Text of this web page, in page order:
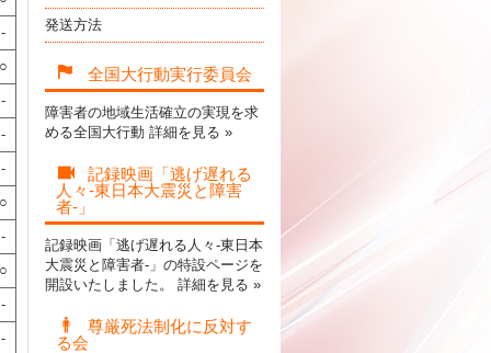
-
-
-
-
-
-
-
発送方法
全国大行動実行委員会
障害者の地域生活確立の実現を求
める全国大行動 詳細を見る »
記録映画「逃げ遅れる
人々-東日本大震災と障害
者-」
記録映画「逃げ遅れる人々-東日本
大震災と障害者-」の特設ページを
開設いたしました。 詳細を見る »
尊厳死法制化に反対す
る会